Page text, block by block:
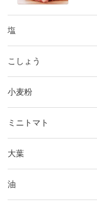
塩
こしょう
小麦粉
ミニトマト
大葉
油